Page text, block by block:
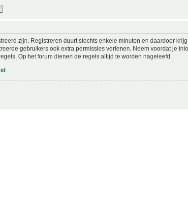
zijn. Registreren duurt slechts enkele minuten en daardoor
gebruikers ook extra permissies verlenen. Neem voordat je
Op het forum dienen de regels altijd te worden nageleefd.